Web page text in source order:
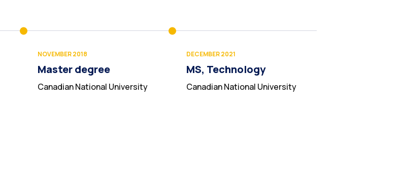
NOVEMBER 2018
Master degree
Canadian National University
DECEMBER 2021
MS, Technology
Canadian National University